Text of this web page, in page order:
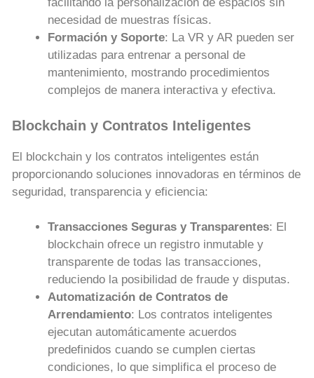
necesidad de muestras físicas.
Formación y Soporte: La VR y AR pueden ser
utilizadas para entrenar a personal de
mantenimiento, mostrando procedimientos
complejos de manera interactiva y efectiva.
Blockchain y Contratos Inteligentes
El blockchain y los contratos inteligentes están
proporcionando soluciones innovadoras en términos de
seguridad, transparencia y eficiencia:
Transacciones Seguras y Transparentes: El
blockchain ofrece un registro inmutable y
transparente de todas las transacciones,
reduciendo la posibilidad de fraude y disputas.
Automatización de Contratos de
Arrendamiento: Los contratos inteligentes
ejecutan automáticamente acuerdos
predefinidos cuando se cumplen ciertas
condiciones, lo que simplifica el proceso de